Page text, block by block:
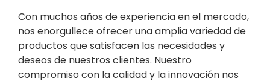
Con muchos años de experiencia en el mercado,
nos enorgullece ofrecer una amplia variedad de
productos que satisfacen las necesidades y
deseos de nuestros clientes. Nuestro
compromiso con la calidad y la innovación nos